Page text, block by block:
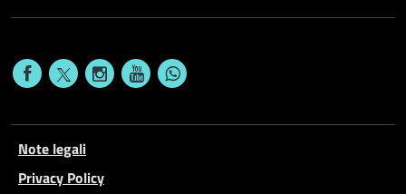
Note legali
Privacy Policy